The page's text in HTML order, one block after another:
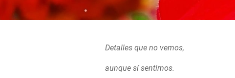
Detalles que no vemos,
aunque sí sentimos.